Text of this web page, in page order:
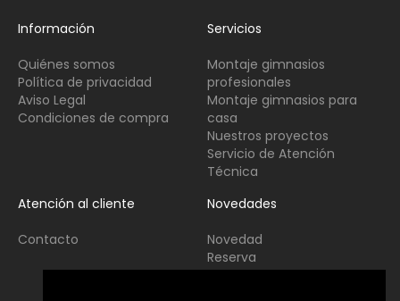
Información
Quiénes somos
Política de privacidad
Aviso Legal
Condiciones de compra
Servicios
Montaje gimnasios
profesionales
Montaje gimnasios para
casa
Nuestros proyectos
Servicio de Atención
Técnica
Atención al cliente
Contacto
Novedades
Novedad
Reserva
Usado